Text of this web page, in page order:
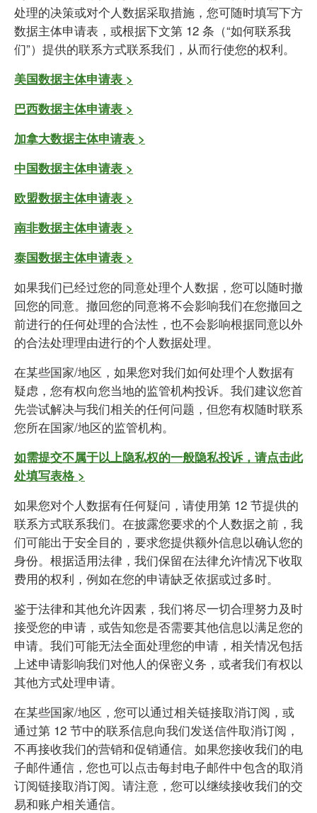
处理的决策或对个人数据采取措施，您可随时填写下方
数据主体申请表，或根据下文第 12 条（“如何联系我
们”）提供的联系方式联系我们，从而行使您的权利。
美国数据主体申请表 >
巴西数据主体申请表 >
加拿大数据主体申请表 >
中国数据主体申请表 >
欧盟数据主体申请表 >
南非数据主体申请表 >
泰国数据主体申请表 >
如果我们已经过您的同意处理个人数据，您可以随时撤
回您的同意。撤回您的同意将不会影响我们在您撤回之
前进行的任何处理的合法性，也不会影响根据同意以外
的合法处理理由进行的个人数据处理。
在某些国家/地区，如果您对我们如何处理个人数据有
疑虑，您有权向您当地的监管机构投诉。我们建议您首
先尝试解决与我们相关的任何问题，但您有权随时联系
您所在国家/地区的监管机构。
如需提交不属于以上隐私权的一般隐私投诉，请点击此
处填写表格 >
如果您对个人数据有任何疑问，请使用第 12 节提供的
联系方式联系我们。在披露您要求的个人数据之前，我
们可能出于安全目的，要求您提供额外信息以确认您的
身份。根据适用法律，我们保留在法律允许情况下收取
费用的权利，例如在您的申请缺乏依据或过多时。
鉴于法律和其他允许因素，我们将尽一切合理努力及时
接受您的申请，或告知您是否需要其他信息以满足您的
申请。我们可能无法全面处理您的申请，相关情况包括
上述申请影响我们对他人的保密义务，或者我们有权以
其他方式处理申请。
在某些国家/地区，您可以通过相关链接取消订阅，或
通过第 12 节中的联系信息向我们发送信件取消订阅，
不再接收我们的营销和促销通信。如果您接收我们的电
子邮件通信，您也可以点击每封电子邮件中包含的取消
订阅链接取消订阅。请注意，您可以继续接收我们的交
易和账户相关通信。